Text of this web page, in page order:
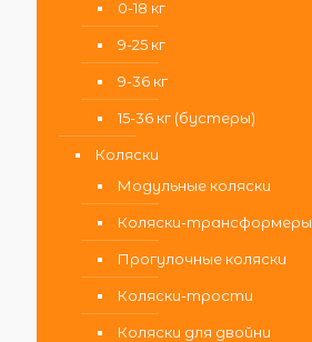
0-18 кг
9-25 кг
9-36 кг
15-36 кг (бустеры)
Коляски
Модульные коляски
Коляски-трансформеры
Прогулочные коляски
Коляски-трости
Коляски для двойни